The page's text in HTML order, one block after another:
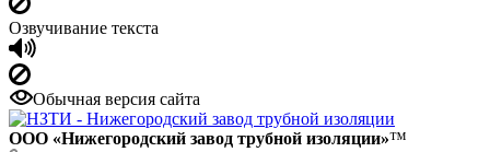
Озвучивание текста
Обычная версия сайта
ООО «Нижегородский завод трубной изоляции»™